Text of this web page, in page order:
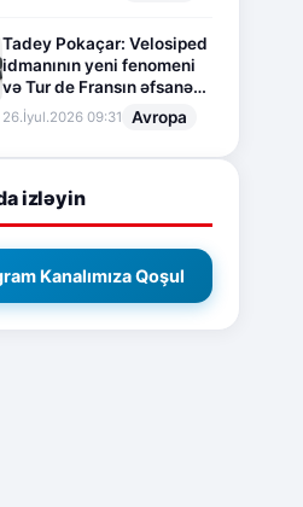
Tadey Pokaçar: Velosiped
idmanının yeni fenomeni
və Tur de Fransın əfsanəvi
səhifəsi
26.İyul.2026 09:31 Avropa
izləyin
Kanalımıza Qoşul